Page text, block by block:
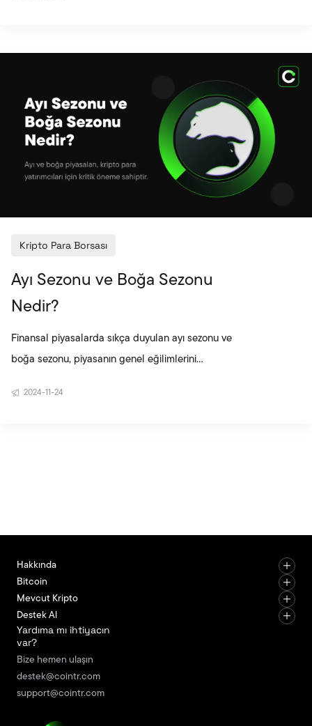
piyasalarda denge aracı olarak kullanılırken aynı
zamanda hızlı ve düşük maliye
Kripto Para Borsası
Ayı Sezonu ve Boğa Sezonu
Nedir?
Finansal piyasalarda sıkça duyulan ayı sezonu ve
boğa sezonu, piyasanın genel eğilimlerini
2024-11-24
Hakkında
Bitcoin
Mevcut Kripto
Destek Al
Yardıma mı ihtiyacın
var?
Bize hemen ulaşın
destek@cointr.com
support@cointr.com